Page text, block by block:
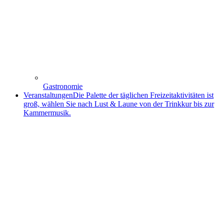
Gastronomie
VeranstaltungenDie Palette der täglichen Freizeitaktivitäten ist
groß, wählen Sie nach Lust & Laune von der Trinkkur bis zur
Kammermusik.